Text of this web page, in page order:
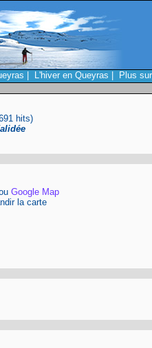
L'hiver en Queyras Plus
hits)
Google Map
la carte